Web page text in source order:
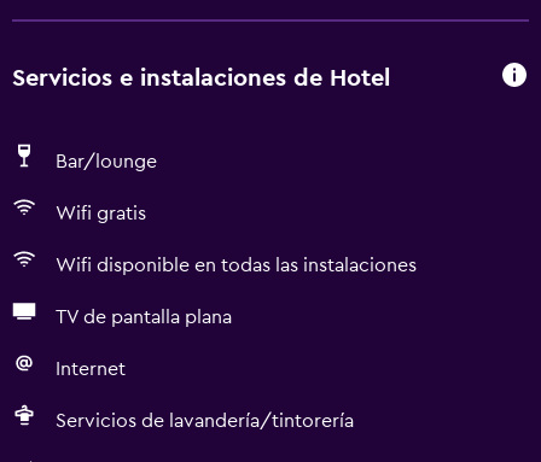
Servicios e instalaciones de Hotel
Bar/lounge
Wifi gratis
Wifi disponible en todas las instalaciones
TV de pantalla plana
Internet
Servicios de lavandería/tintorería